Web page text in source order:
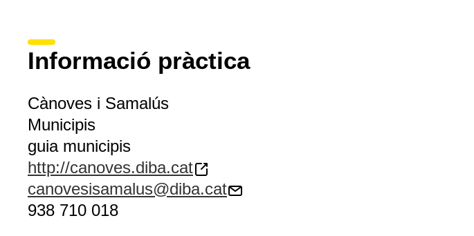
Informació pràctica
Cànoves i Samalús
Municipis
guia municipis
http://canoves.diba.cat
canovesisamalus@diba.cat
938 710 018